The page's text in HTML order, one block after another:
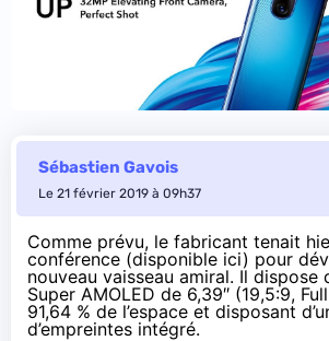
Sébastien Gavois
Le 21 février 2019 à 09h37
Comme prévu, le fabricant tenait
conférence (disponible ici) pour
nouveau vaisseau amiral. Il dispose
Super AMOLED de 6,39″ (19,5:9,
91,64 % de l’espace et disposant
d’empreintes intégré.